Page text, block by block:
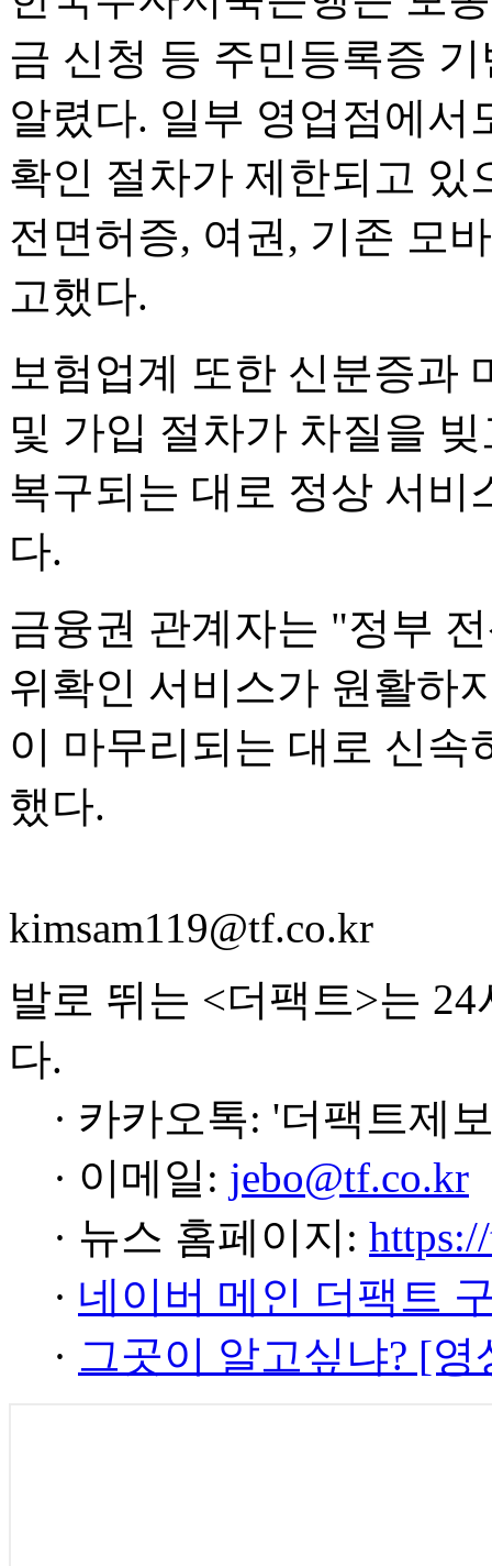
금 신청 등 주민등록증
알렸다. 일부 영업점에서
확인 절차가 제한되고 있
전면허증, 여권, 기존 모
고했다.
보험업계 또한 신분증과
및 가입 절차가 차질을
복구되는 대로 정상 서비
다.
금융권 관계자는 "정부
위확인 서비스가 원활하
이 마무리되는 대로 신
했다.
kimsam119@tf.co.kr
발로 뛰는 <더팩트>는
다.
· 카카오톡: '더팩트제
· 이메일: jebo@tf.co.kr
· 뉴스 홈페이지:
· 네이버 메인 더팩트
· 그곳이 알고싶냐? [